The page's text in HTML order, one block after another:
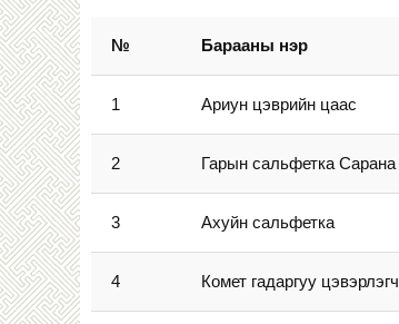
№ Барааны нэр
1 Ариун цэврийн цаас
2 Гарын сальфетка Сарана
3 Ахуйн сальфетка
4 Комет гадаргуу цэвэрлэгч